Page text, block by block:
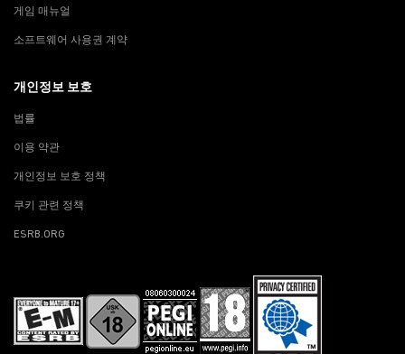
게임 매뉴얼
소프트웨어 사용권 계약
개인정보 보호
법률
이용 약관
개인정보 보호 정책
쿠키 관련 정책
ESRB.ORG